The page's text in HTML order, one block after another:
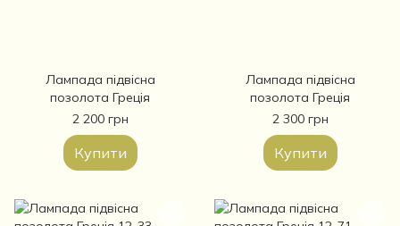
Лампада підвісна
позолота Греція
2 200 грн
Купити
Лампада підвісна
позолота Греція
2 300 грн
Купити